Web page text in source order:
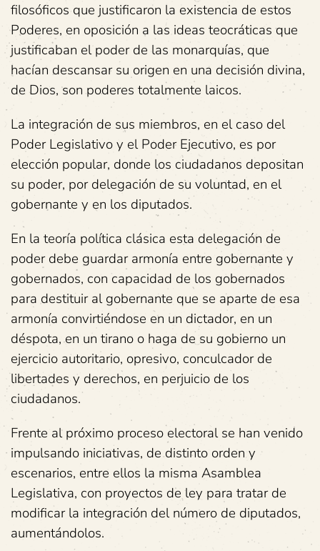
filosóficos que justificaron la existencia de estos
Poderes, en oposición a las ideas teocráticas que
justificaban el poder de las monarquías, que
hacían descansar su origen en una decisión divina,
de Dios, son poderes totalmente laicos.
La integración de sus miembros, en el caso del
Poder Legislativo y el Poder Ejecutivo, es por
elección popular, donde los ciudadanos depositan
su poder, por delegación de su voluntad, en el
gobernante y en los diputados.
En la teoría política clásica esta delegación de
poder debe guardar armonía entre gobernante y
gobernados, con capacidad de los gobernados
para destituir al gobernante que se aparte de esa
armonía convirtiéndose en un dictador, en un
déspota, en un tirano o haga de su gobierno un
ejercicio autoritario, opresivo, conculcador de
libertades y derechos, en perjuicio de los
ciudadanos.
Frente al próximo proceso electoral se han venido
impulsando iniciativas, de distinto orden y
escenarios, entre ellos la misma Asamblea
Legislativa, con proyectos de ley para tratar de
modificar la integración del número de diputados,
aumentándolos.